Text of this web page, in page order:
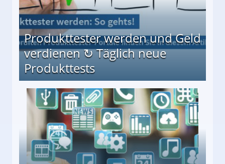
Produkttester werden und Geld
verdienen ↻ Täglich neue
Produkttests
↻ Täglich neue Produkttests